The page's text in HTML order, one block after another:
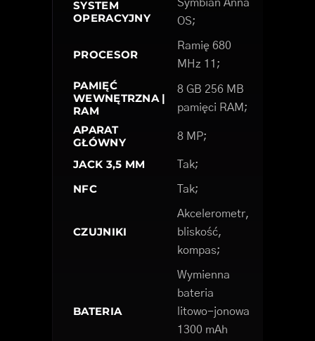
SYSTEM
OPERACYJNY
Symbian Anna
OS;
PROCESOR
Ramię 680
MHz 11;
PAMIĘĆ
WEWNĘTRZNA |
RAM
8 GB 256 MB
pamięci RAM;
APARAT
GŁÓWNY
8 MP;
JACK 3,5 MM Tak;
NFC Tak;
CZUJNIKI
Akcelerometr,
bliskość,
kompas;
BATERIA
Wymienna
bateria
litowo-jonowa
1300 mAh